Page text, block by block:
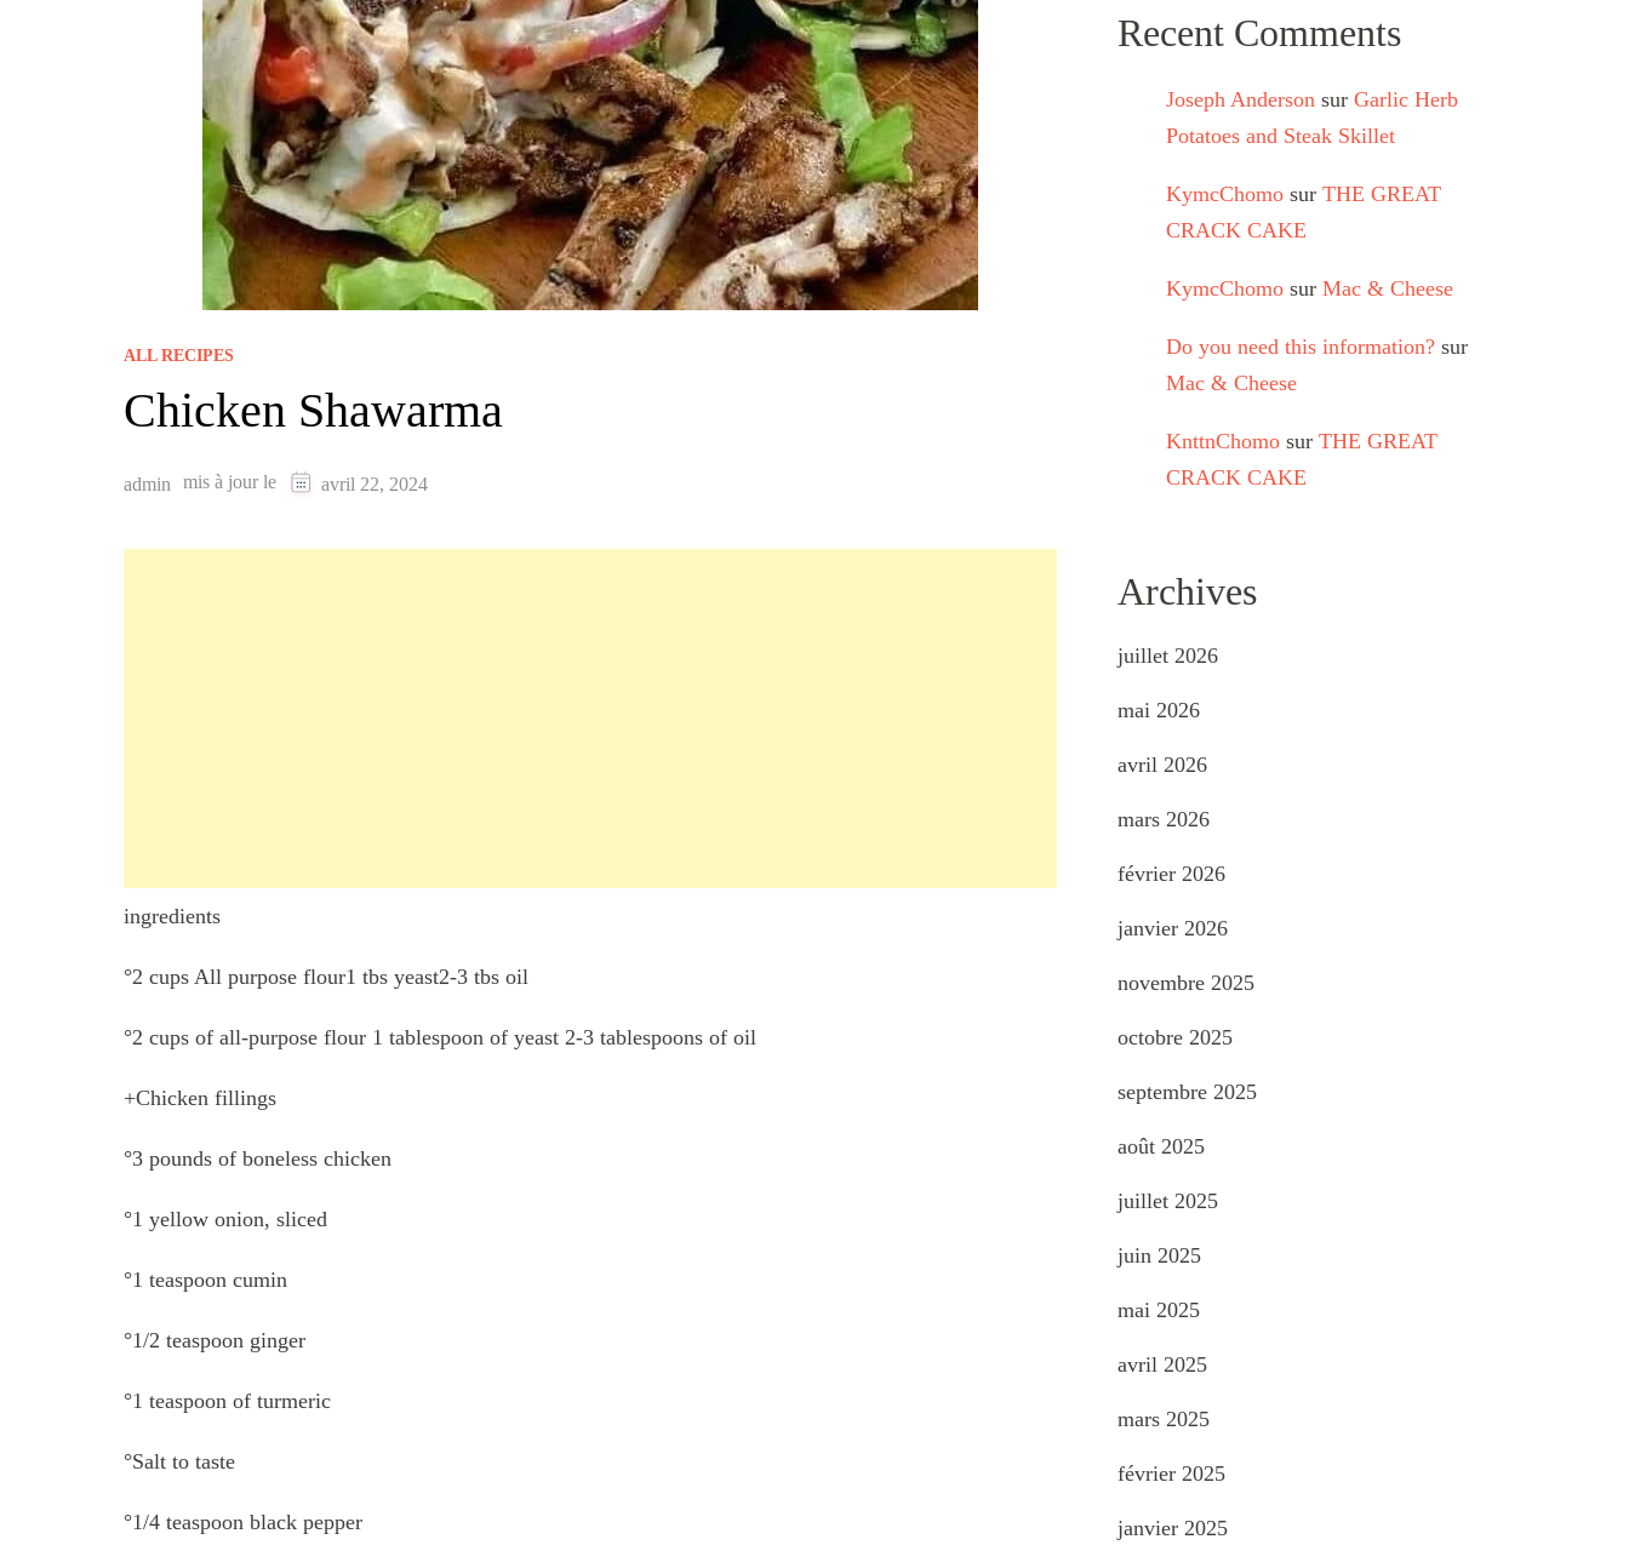
ALL RECIPES
Chicken Shawarma
admin mis à jour le avril 22, 2024
ingredients
°2 cups All purpose flour1 tbs yeast2-3 tbs oil
°2 cups of all-purpose flour 1 tablespoon of yeast 2-3 tablespoons of oil
+Chicken fillings
°3 pounds of boneless chicken
°1 yellow onion, sliced
°1 teaspoon cumin
°1/2 teaspoon ginger
°1 teaspoon of turmeric
°Salt to taste
°1/4 teaspoon black pepper
Recent Comments
Joseph Anderson sur Garlic Herb
Potatoes and Steak Skillet
KymcChomo sur THE GREAT
CRACK CAKE
KymcChomo sur Mac & Cheese
Do you need this information? sur
Mac & Cheese
KnttnChomo sur THE GREAT
CRACK CAKE
Archives
juillet 2026
mai 2026
avril 2026
mars 2026
février 2026
janvier 2026
novembre 2025
octobre 2025
septembre 2025
août 2025
juillet 2025
juin 2025
mai 2025
avril 2025
mars 2025
février 2025
janvier 2025